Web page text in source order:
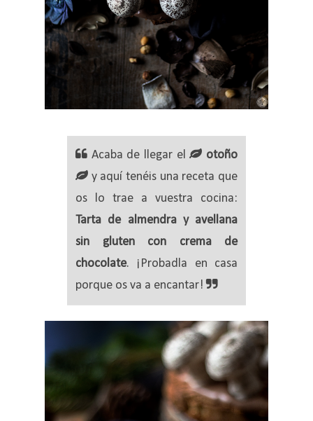
Acaba de llegar el
otoño
y aquí tenéis una receta que
os lo trae a vuestra cocina:
Tarta de almendra y avellana
sin gluten con crema de
chocolate. ¡Probadla en casa
porque os va a encantar!